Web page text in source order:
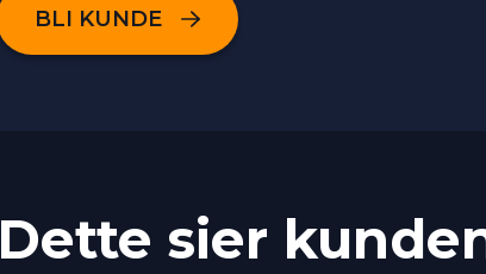
BLI KUNDE
Dette sier